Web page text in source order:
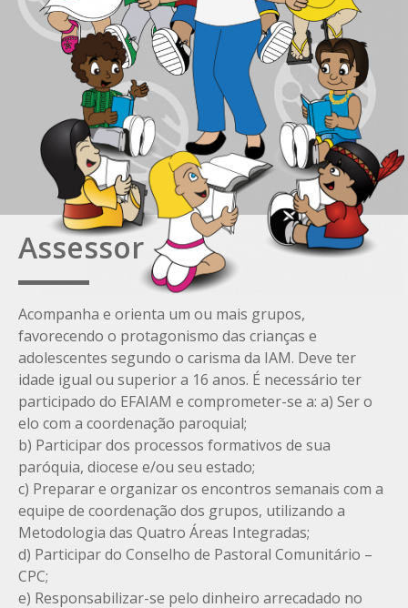
Assessor
Acompanha e orienta um ou mais grupos,
favorecendo o protagonismo das crianças e
adolescentes segundo o carisma da IAM. Deve ter
idade igual ou superior a 16 anos. É necessário ter
participado do EFAIAM e comprometer-se a: a) Ser o
elo com a coordenação paroquial;
b) Participar dos processos formativos de sua
paróquia, diocese e/ou seu estado;
c) Preparar e organizar os encontros semanais com a
equipe de coordenação dos grupos, utilizando a
Metodologia das Quatro Áreas Integradas;
d) Participar do Conselho de Pastoral Comunitário –
CPC;
e) Responsabilizar-se pelo dinheiro arrecadado no